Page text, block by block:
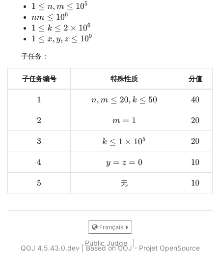
1 ≤n, m≤ 10 5
nm≤ 10 6
1 ≤k≤ 2×10 6
1 ≤x, y,z ≤109
子任务：
子任务编号 特殊性质 分值
1 n,m≤20, k≤50 40
2 m= 1 20
3 k≤1× 105 20
4 y=z=0 10
5 无 10
Français
Public Judge
QOJ 4.5.43.0.dev |Based on UOJ - Projet OpenSource